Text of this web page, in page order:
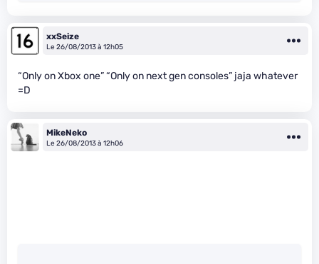
xxSeize
Le 26/08/2013 à 12h05
“Only on Xbox one” “Only on next gen consoles” jaja whatever
=D
MikeNeko
Le 26/08/2013 à 12h06